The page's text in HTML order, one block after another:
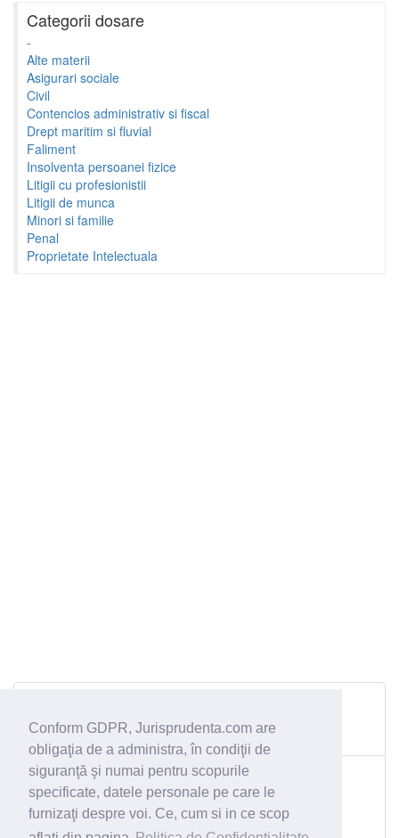
Conform GDPR, Jurisprudenta.com are
obligaţia de a administra, în condiţii de
siguranţă şi numai pentru scopurile
specificate, datele personale pe care le
furnizaţi despre voi. Ce, cum si in ce scop
Categorii dosare
-
Alte materii
Asigurari sociale
Civil
Contencios administrativ si fiscal
Drept maritim si fluvial
Faliment
Insolventa persoanei fizice
Litigii cu profesionistii
Litigii de munca
Minori si familie
Penal
Proprietate Intelectuala
Curtea de Apel Bacău
despăgubire;
Dosar 2695/108/2015 din 21.01.2016
Curtea de Apel Timișoara
refuz acordare drepturi protecţie sociala( persoane cu
handicap, protecţia copilului) 4850;